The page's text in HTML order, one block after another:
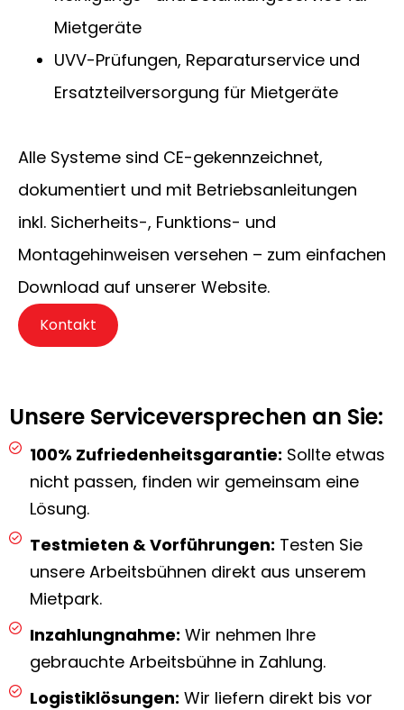
Mietgeräte
UVV-Prüfungen, Reparaturservice und
Ersatzteilversorgung für Mietgeräte
Alle Systeme sind CE-gekennzeichnet,
dokumentiert und mit Betriebsanleitungen
inkl. Sicherheits-, Funktions- und
Montagehinweisen versehen – zum einfachen
Download auf unserer Website.
Kontakt
Unsere Serviceversprechen an Sie:
100% Zufriedenheitsgarantie: Sollte etwas
nicht passen, finden wir gemeinsam eine
Lösung.
Testmieten & Vorführungen: Testen Sie
unsere Arbeitsbühnen direkt aus unserem
Mietpark.
Inzahlungnahme: Wir nehmen Ihre
gebrauchte Arbeitsbühne in Zahlung.
Logistiklösungen: Wir liefern direkt bis vor